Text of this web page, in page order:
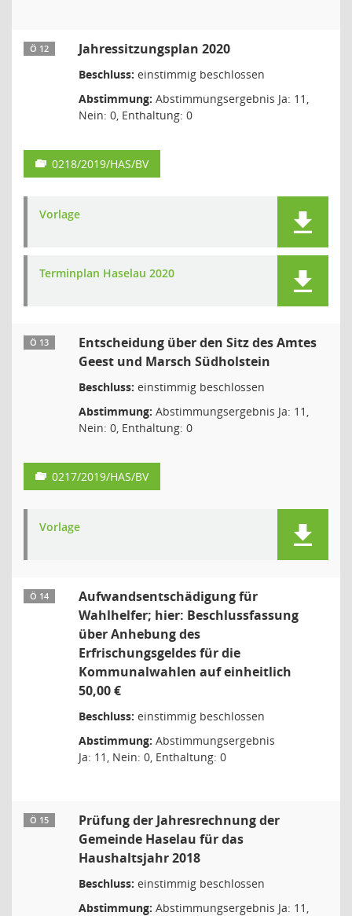
Ö 12 Jahressitzungsplan 2020
Beschluss: einstimmig beschlossen
Abstimmung: Abstimmungsergebnis Ja: 11,
Nein: 0, Enthaltung: 0
0218/2019/HAS/BV
Vorlage
Terminplan Haselau 2020
Ö 13
Entscheidung über den Sitz des Amtes
Geest und Marsch Südholstein
Beschluss: einstimmig beschlossen
Abstimmung: Abstimmungsergebnis Ja: 11,
Nein: 0, Enthaltung: 0
0217/2019/HAS/BV
Vorlage
Ö 14
Aufwandsentschädigung für
Wahlhelfer; hier: Beschlussfassung
über Anhebung des
Erfrischungsgeldes für die
Kommunalwahlen auf einheitlich
50,00 €
Beschluss: einstimmig beschlossen
Abstimmung: Abstimmungsergebnis
Ja: 11, Nein: 0, Enthaltung: 0
Ö 15
Prüfung der Jahresrechnung der
Gemeinde Haselau für das
Haushaltsjahr 2018
Beschluss: einstimmig beschlossen
Abstimmung: Abstimmungsergebnis Ja: 11,